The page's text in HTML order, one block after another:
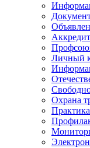
Личный
Охрана
Практика